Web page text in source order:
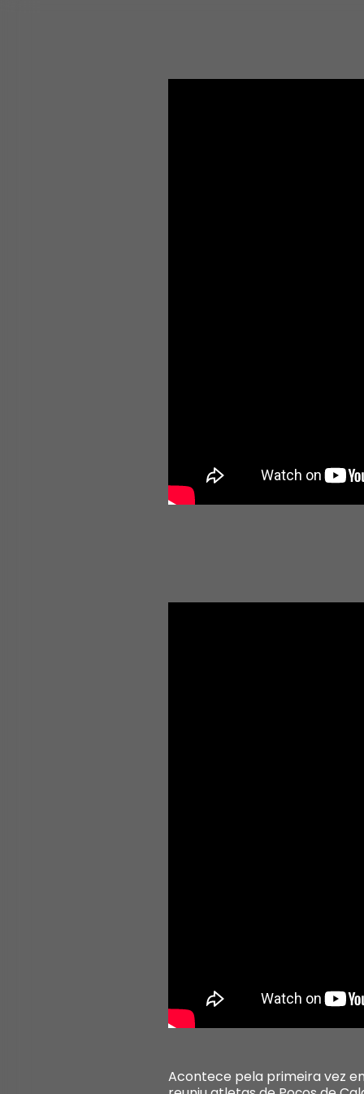
Acontece pela primeira vez